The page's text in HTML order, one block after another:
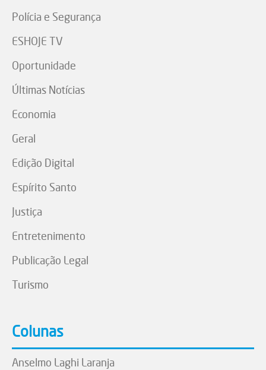
Polícia e Segurança
ESHOJE TV
Oportunidade
Últimas Notícias
Economia
Geral
Edição Digital
Espírito Santo
Justiça
Entretenimento
Publicação Legal
Turismo
Colunas
Anselmo Laghi Laranja